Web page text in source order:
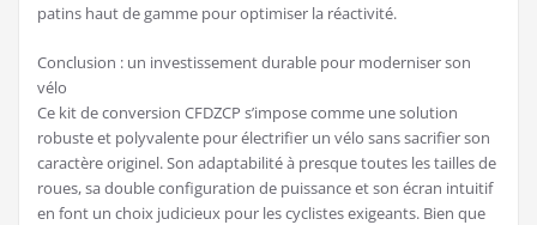
patins haut de gamme pour optimiser la réactivité.
Conclusion : un investissement durable pour moderniser son
vélo
Ce kit de conversion CFDZCP s’impose comme une solution
robuste et polyvalente pour électrifier un vélo sans sacrifier son
caractère originel. Son adaptabilité à presque toutes les tailles de
roues, sa double configuration de puissance et son écran intuitif
en font un choix judicieux pour les cyclistes exigeants. Bien que